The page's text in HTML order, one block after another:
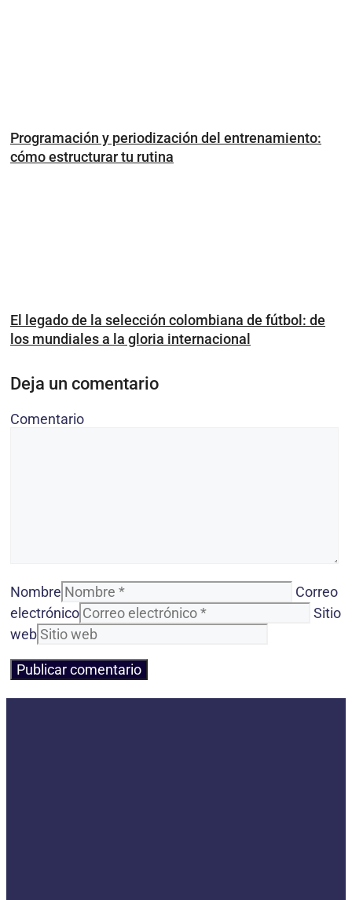
Programación y periodización del entrenamiento:
cómo estructurar tu rutina
El legado de la selección colombiana de fútbol: de
los mundiales a la gloria internacional
Deja un comentario
Comentario
Nombre
Correo
electrónico
Sitio
web